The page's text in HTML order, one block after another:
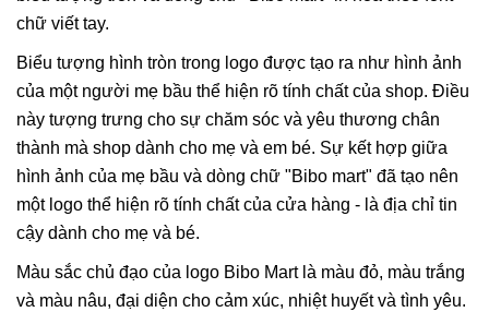
chữ viết tay.
Biểu tượng hình tròn trong logo được tạo ra như hình ảnh
của một người mẹ bầu thể hiện rõ tính chất của shop. Điều
này tượng trưng cho sự chăm sóc và yêu thương chân
thành mà shop dành cho mẹ và em bé. Sự kết hợp giữa
hình ảnh của mẹ bầu và dòng chữ "Bibo mart" đã tạo nên
một logo thể hiện rõ tính chất của cửa hàng - là địa chỉ tin
cậy dành cho mẹ và bé.
Màu sắc chủ đạo của logo Bibo Mart là màu đỏ, màu trắng
và màu nâu, đại diện cho cảm xúc, nhiệt huyết và tình yêu.